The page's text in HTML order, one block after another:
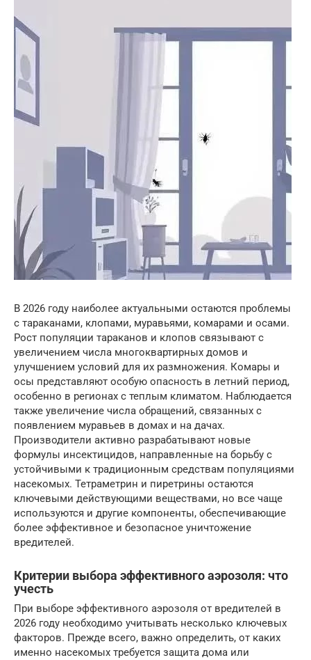
В 2026 году наиболее актуальными остаются проблемы
с тараканами, клопами, муравьями, комарами и осами.
Рост популяции тараканов и клопов связывают с
увеличением числа многоквартирных домов и
улучшением условий для их размножения. Комары и
осы представляют особую опасность в летний период,
особенно в регионах с теплым климатом. Наблюдается
также увеличение числа обращений, связанных с
появлением муравьев в домах и на дачах.
Производители активно разрабатывают новые
формулы инсектицидов, направленные на борьбу с
устойчивыми к традиционным средствам популяциями
насекомых. Тетраметрин и пиретрины остаются
ключевыми действующими веществами, но все чаще
используются и другие компоненты, обеспечивающие
более эффективное и безопасное уничтожение
вредителей.
Критерии выбора эффективного аэрозоля: что
учесть
При выборе эффективного аэрозоля от вредителей в
2026 году необходимо учитывать несколько ключевых
факторов. Прежде всего, важно определить, от каких
именно насекомых требуется защита дома или